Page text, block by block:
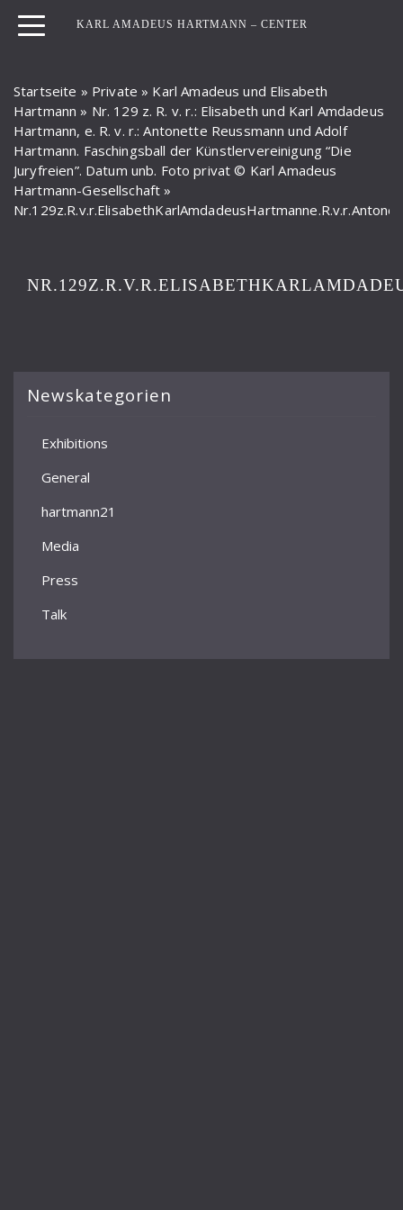
KARL AMADEUS HARTMANN – CENTER
Startseite » Private » Karl Amadeus und Elisabeth
Hartmann » Nr. 129 z. R. v. r.: Elisabeth und Karl Amdadeus
Hartmann, e. R. v. r.: Antonette Reussmann und Adolf
Hartmann. Faschingsball der Künstlervereinigung “Die
Juryfreien”. Datum unb. Foto privat © Karl Amadeus
Hartmann-Gesellschaft »
Newskategorien
Exhibitions
General
hartmann21
Media
Press
Talk